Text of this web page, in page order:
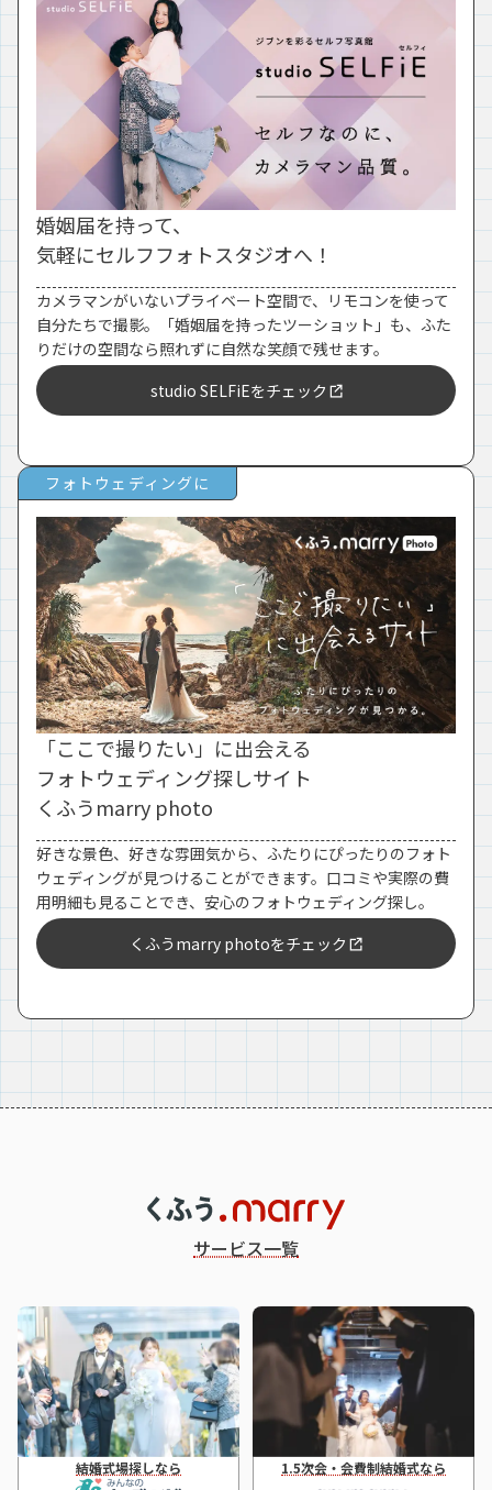
婚姻届を持って、
気軽にセルフフォトスタジオへ！
カメラマンがいないプライベート空間で、リモコンを使って
自分たちで撮影。「婚姻届を持ったツーショット」も、ふた
りだけの空間なら照れずに自然な笑顔で残せます。
studio SELFiEをチェック
フォトウェディングに
「ここで撮りたい」に出会える
フォトウェディング探しサイト
くふうmarry photo
好きな景色、好きな雰囲気から、ふたりにぴったりのフォト
ウェディングが見つけることができます。口コミや実際の費
用明細も見ることでき、安心のフォトウェディング探し。
くふうmarry photoをチェック
サービス一覧
結婚式場探しなら 1.5次会・会費制結婚式なら